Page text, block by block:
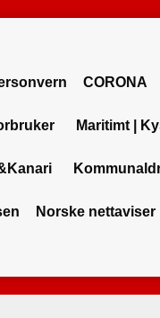
CORONA
Maritimt |
Norske nettaviser